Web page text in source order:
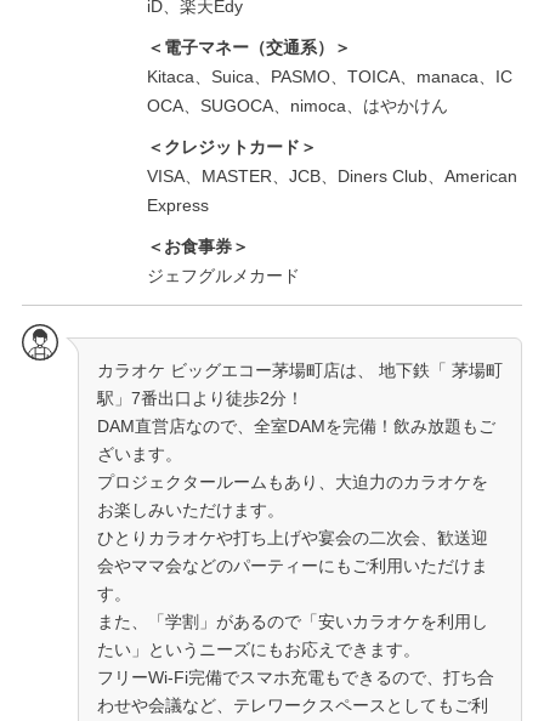
カラオケ ビッグエコー茅場町店は、 地下鉄「 茅場町
駅」7番出口より徒歩2分！
DAM直営店なので、全室DAMを完備！飲み放題もご
ざいます。
プロジェクタールームもあり、大迫力のカラオケを
お楽しみいただけます。
ひとりカラオケや打ち上げや宴会の二次会、歓送迎
会やママ会などのパーティーにもご利用いただけま
す。
また、「学割」があるので「安いカラオケを利用し
たい」というニーズにもお応えできます。
フリーWi-Fi完備でスマホ充電もできるので、打ち合
わせや会議など、テレワークスペースとしてもご利
iD、楽天Edy
＜電子マネー（交通系）＞
Kitaca、Suica、PASMO、TOICA、manaca、IC
OCA、SUGOCA、nimoca、はやかけん
＜クレジットカード＞
VISA、MASTER、JCB、Diners Club、American
Express
＜お食事券＞
ジェフグルメカード